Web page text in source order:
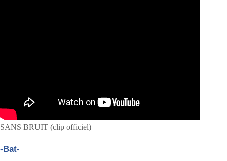
SANS BRUIT (clip officiel)
-Bat-